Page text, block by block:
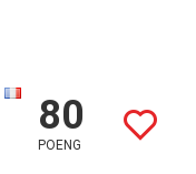
80
POENG